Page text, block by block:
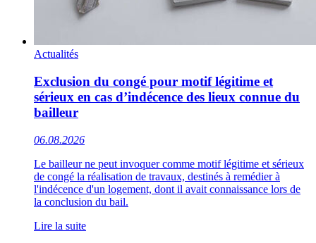
Actualités
Exclusion du congé pour motif légitime et
sérieux en cas d’indécence des lieux connue du
bailleur
06.08.2026
Le bailleur ne peut invoquer comme motif légitime et sérieux
de congé la réalisation de travaux, destinés à remédier à
l'indécence d'un logement, dont il avait connaissance lors de
la conclusion du bail.
Lire la suite